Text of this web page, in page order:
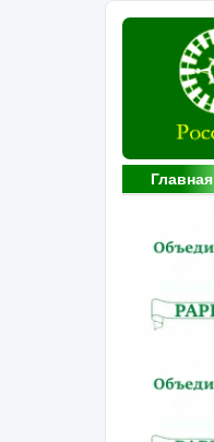
Главная